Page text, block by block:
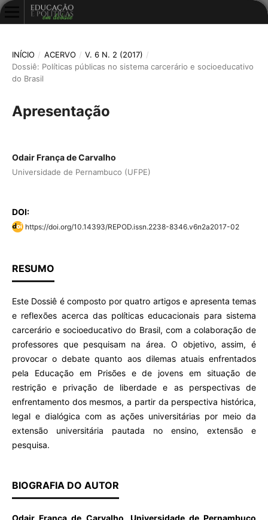
INÍCIO / ACERVO / V. 6 N. 2 (2017) /
Dossiê: Políticas públicas no sistema carcerário e socioeducativo
do Brasil
Apresentação
Odair França de Carvalho
Universidade de Pernambuco (UFPE)
DOI:
https://doi.org/10.14393/REPOD.issn.2238-8346.v6n2a2017-02
RESUMO
Este Dossiê é composto por quatro artigos e apresenta temas
e reflexões acerca das políticas educacionais para sistema
carcerário e socioeducativo do Brasil, com a colaboração de
professores que pesquisam na área. O objetivo, assim, é
provocar o debate quanto aos dilemas atuais enfrentados
pela Educação em Prisões e de jovens em situação de
restrição e privação de liberdade e as perspectivas de
enfrentamento dos mesmos, a partir da perspectiva histórica,
legal e dialógica com as ações universitárias por meio da
extensão universitária pautada no ensino, extensão e
pesquisa.
BIOGRAFIA DO AUTOR
Odair França de Carvalho, Universidade de Pernambuco